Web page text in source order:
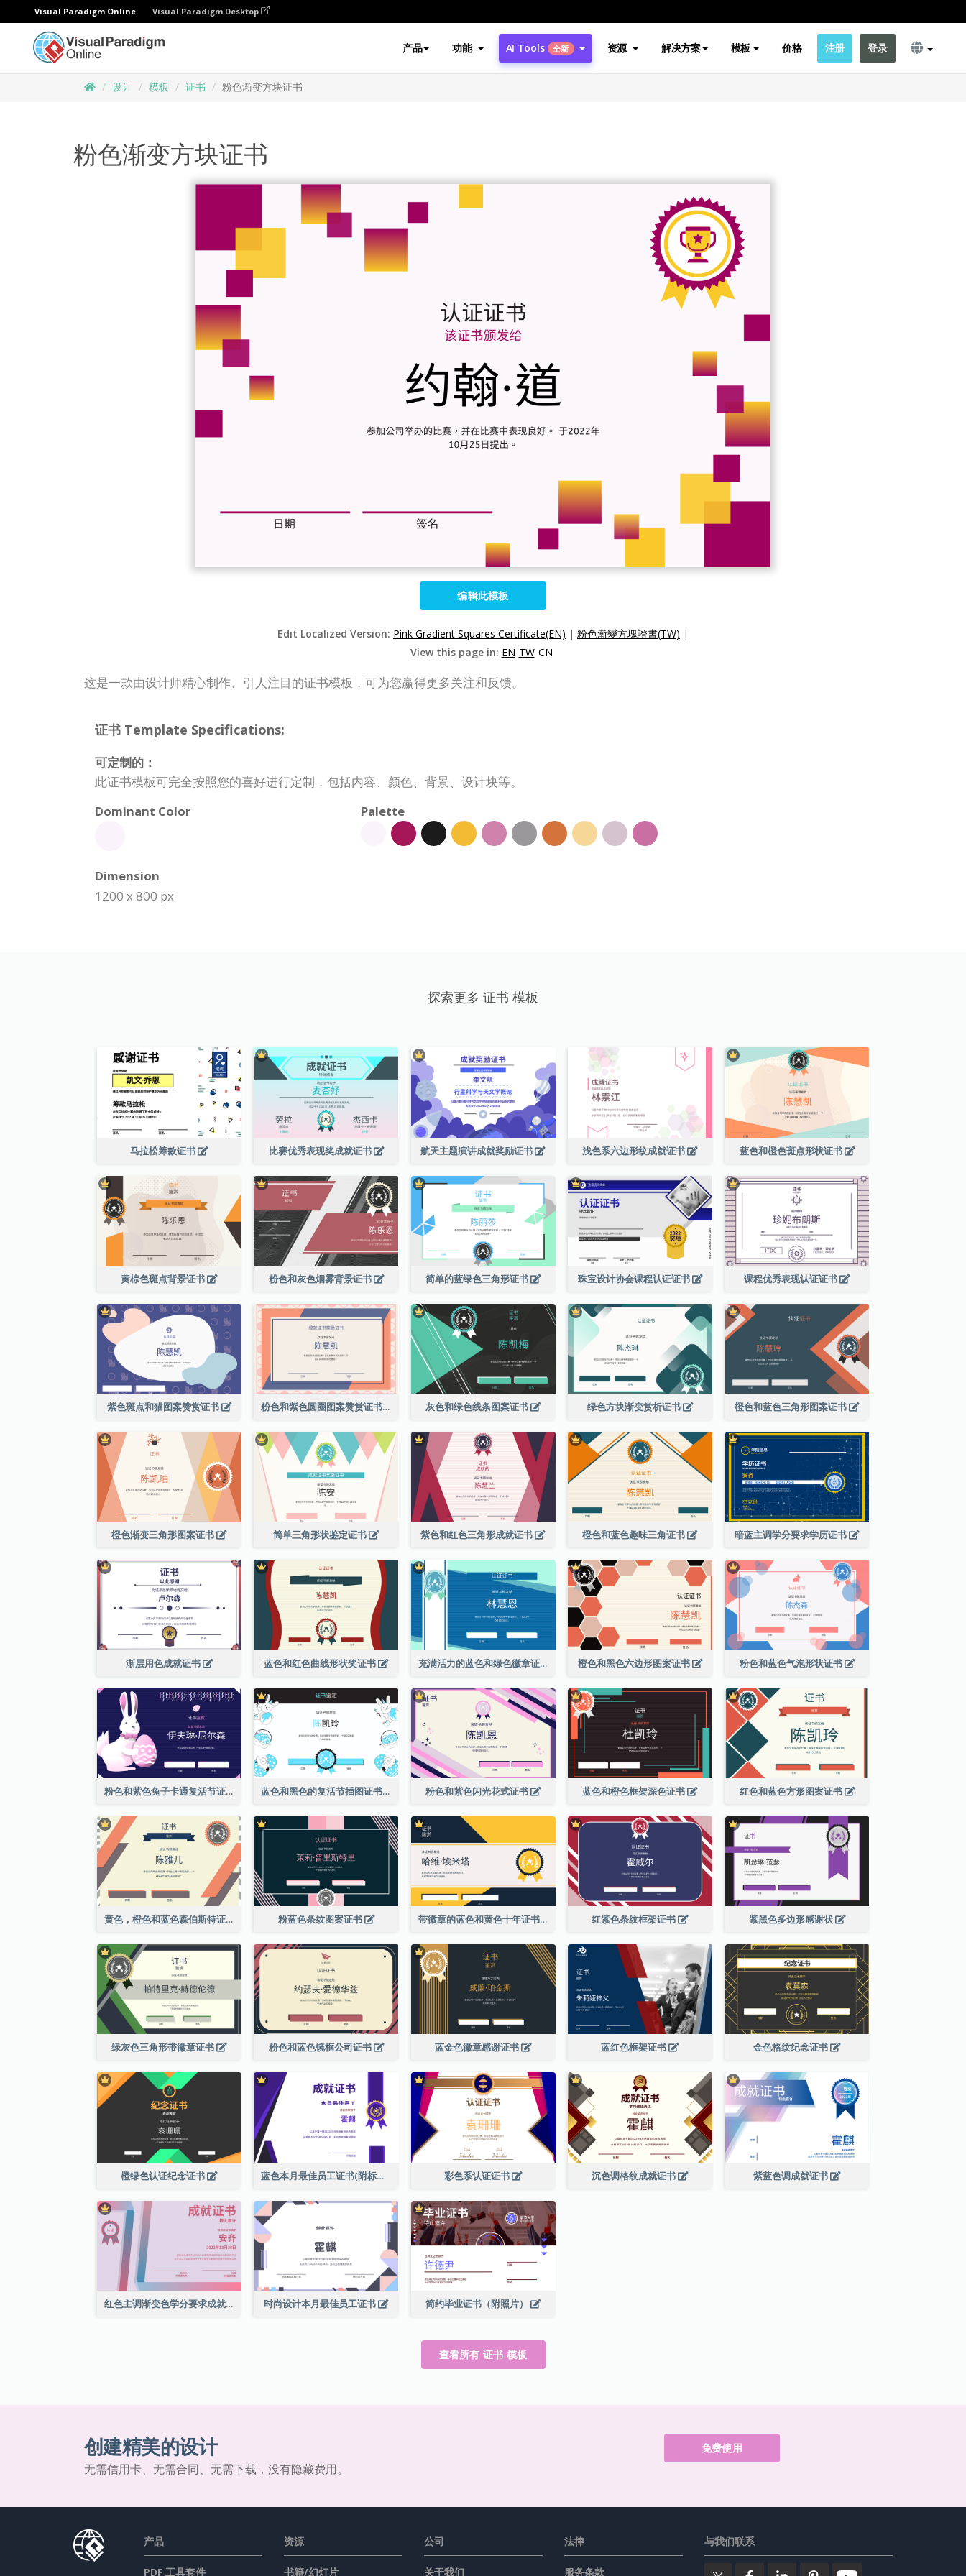
Visual Paradigm Online Visual Paradigm Desktop
产品 功能 AI Tools 全新 资源 解决方案 模板 价格 注册 登录
设计 模板 证书 粉色渐变方块证书
粉色渐变方块证书
编辑此模板
Edit Localized Version: Pink Gradient Squares Certificate(EN) | 粉色漸變方塊證書(TW) |
View this page in: EN TW CN
这是一款由设计师精心制作、引人注目的证书模板，可为您赢得更多关注和反馈。
证书 Template Specifications:
可定制的：
此证书模板可完全按照您的喜好进行定制，包括内容、颜色、背景、设计块等。
Dominant Color
Palette
Dimension
1200 x 800 px
探索更多 证书 模板
马拉松筹款证书 比赛优秀表现奖成就证书 航天主题演讲成就奖励证书 浅色系六边形纹成就证书 蓝色和橙色斑点形状证书
黄棕色斑点背景证书 粉色和灰色烟雾背景证书 简单的蓝绿色三角形证书 珠宝设计协会课程认证证书 课程优秀表现认证证书
紫色斑点和猫图案赞赏证书 粉色和紫色圆圈图案赞赏证书 灰色和绿色线条图案证书 绿色方块渐变赏析证书 橙色和蓝色三角形图案证书
橙色渐变三角形图案证书 简单三角形状鉴定证书 紫色和红色三角形成就证书 橙色和蓝色趣味三角证书 暗蓝主调学分要求学历证书
渐层用色成就证书 蓝色和红色曲线形状奖证书 充满活力的蓝色和绿色徽章证书 橙色和黑色六边形图案证书 粉色和蓝色气泡形状证书
粉色和紫色兔子卡通复活节证书 蓝色和黑色的复活节插图证书 粉色和紫色闪光花式证书 蓝色和橙色框架深色证书 红色和蓝色方形图案证书
黄色，橙色和蓝色森伯斯特证书 粉蓝色条纹图案证书 带徽章的蓝色和黄色十年证书 红紫色条纹框架证书 紫黑色多边形感谢状
绿灰色三角形带徽章证书 粉色和蓝色镜框公司证书 蓝金色徽章感谢证书 蓝红色框架证书 金色格纹纪念证书
橙绿色认证纪念证书 蓝色本月最佳员工证书(附标志) 彩色系认证证书 沉色调格纹成就证书 紫蓝色调成就证书
红色主调渐变色学分要求成就证书 时尚设计本月最佳员工证书 简约毕业证书（附照片）
查看所有 证书 模板
创建精美的设计
无需信用卡、无需合同、无需下载，没有隐藏费用。
免费使用
产品
PDF 工具套件
资源
书籍/幻灯片
公司
关于我们
法律
服务条款
与我们联系